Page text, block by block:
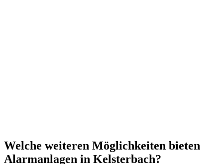
Welche weiteren Möglichkeiten bieten
Alarmanlagen in Kelsterbach?